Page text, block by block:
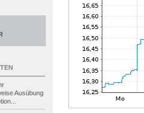
Ausübung